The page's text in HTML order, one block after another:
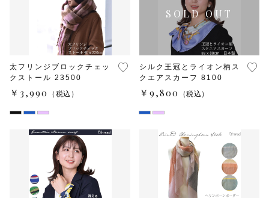
太フリンジブロックチェッ
クストール 23500
￥3,990 （税込）
シルク王冠とライオン柄ス
クエアスカーフ 8100
￥9,800 （税込）